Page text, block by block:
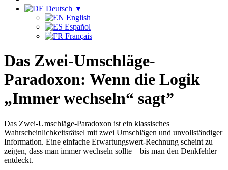
Deutsch ▼
English
Español
Français
Das Zwei-Umschläge-
Paradoxon: Wenn die Logik
„Immer wechseln“ sagt”
Das Zwei-Umschläge-Paradoxon ist ein klassisches
Wahrscheinlichkeitsrätsel mit zwei Umschlägen und unvollständiger
Information. Eine einfache Erwartungswert-Rechnung scheint zu
zeigen, dass man immer wechseln sollte – bis man den Denkfehler
entdeckt.